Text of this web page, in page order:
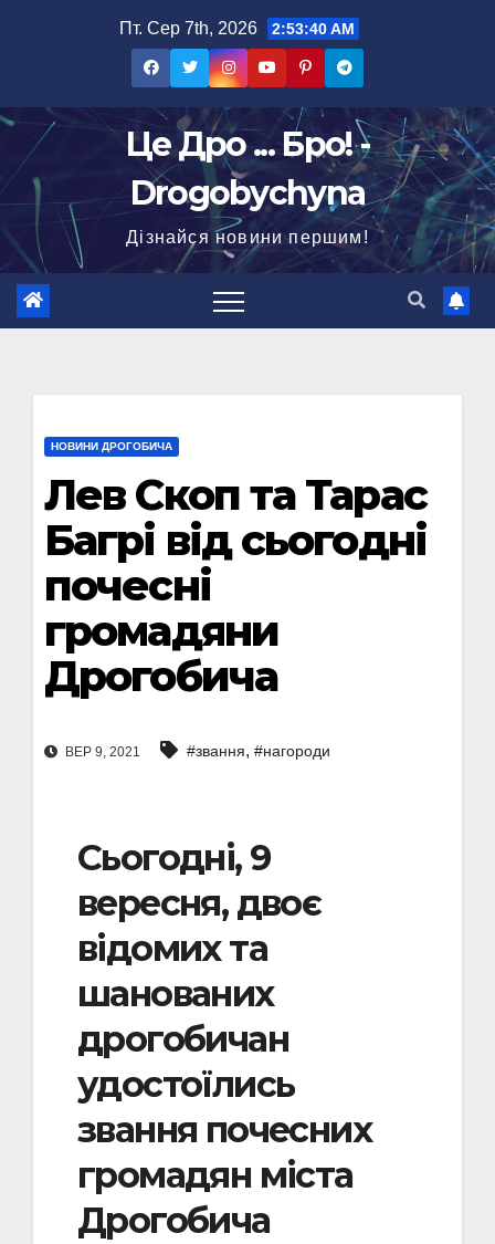
Пт. Сер 7th, 2026 2:53:41 AM
Це Дро ... Бро! -
Drogobychyna
Дізнайся новини першим!
НОВИНИ ДРОГОБИЧА
Лев Скоп та Тарас
Багрі від сьогодні
почесні
громадяни
Дрогобича
ВЕР 9, 2021 #звання, #нагороди
Сьогодні, 9
вересня, двоє
відомих та
шанованих
дрогобичан
удостоїлись
звання почесних
громадян міста
Дрогобича